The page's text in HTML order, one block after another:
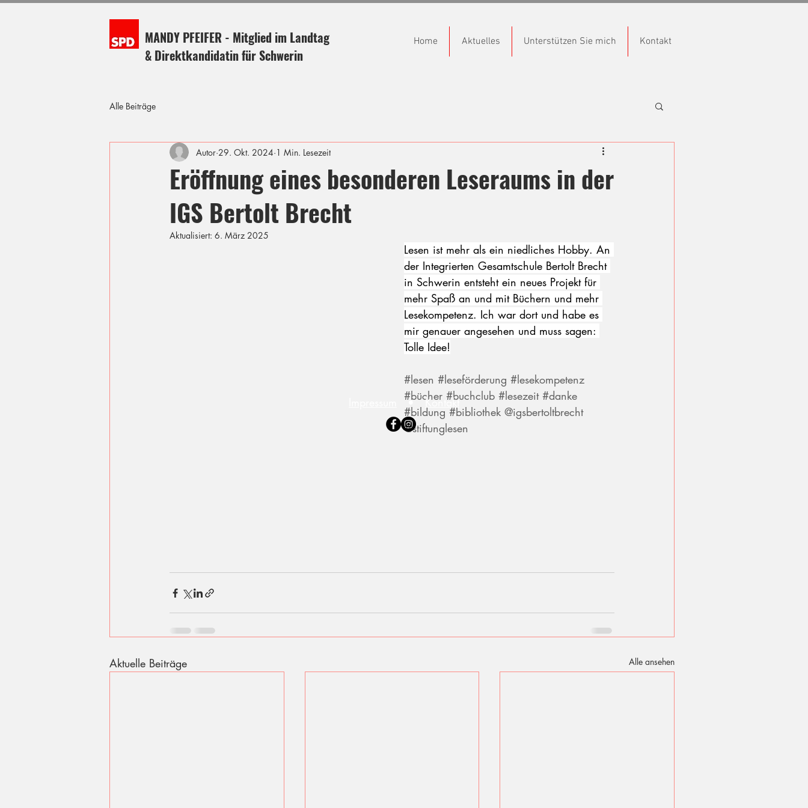
MANDY PFEIFER - Mitglied im Landtag
& Direktkandidatin für Schwerin
Home Aktuelles Unterstützen Sie mich Kontakt
Alle Beiträge
Eröffnung eines besonderen Leseraums in der
IGS Bertolt Brecht
Autor 29. Okt. 2024 1 Min. Lesezeit
Aktualisiert: 6. März 2025
Lesen ist mehr als ein niedliches Hobby. An
der Integrierten Gesamtschule Bertolt Brecht
in Schwerin entsteht ein neues Projekt für
mehr Spaß an und mit Büchern und mehr
Lesekompetenz. Ich war dort und habe es
mir genauer angesehen und muss sagen:
Tolle Idee!
#lesen #leseförderung #lesekompetenz
#bücher #buchclub #lesezeit #danke
#bildung #bibliothek @igsbertoltbrecht
@stiftunglesen
Aktuelle Beiträge Alle ansehen
•Kontakt